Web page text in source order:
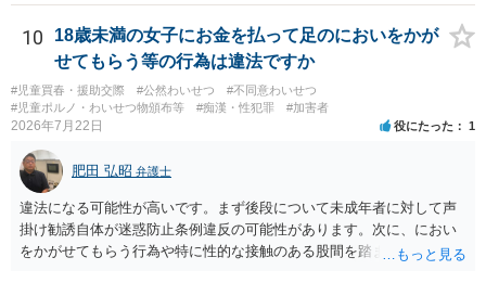
ず、当事者で解決した事例を知りません。依頼しない理由がないかと
思います。
10
18歳未満の女子にお金を払って足のにおいをかが
せてもらう等の行為は違法ですか
#児童買春・援助交際 #公然わいせつ
#不同意わいせつ
#児童ポルノ・わいせつ物頒布等
#痴漢・性犯罪 #加害者
2026年7月22日 役にたった 1
肥田 弘昭 弁護士
違法になる可能性が高いです。まず後段について未成年者に対して声
掛け勧誘自体が迷惑防止条例違反の可能性があります。次に、におい
をかがせてもらう行為や特に性的な接触のある股間を踏ませる行為